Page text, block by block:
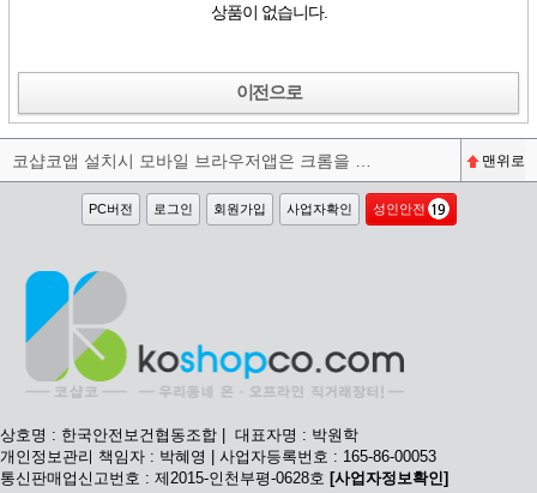
상품이 없습니다.
이전으로
맨위로
PC버전 로그인 회원가입 사업자확인 성인안전
상호명 : 한국안전보건협동조합 | 대표자명 : 박원학
개인정보관리 책임자 : 박혜영 | 사업자등록번호 : 165-86-00053
통신판매업신고번호 : 제2015-인천부평-0628호 [사업자정보확인]